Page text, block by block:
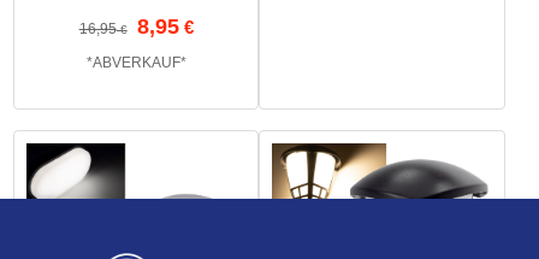
16,95 8,95
*ABVERKAUF*